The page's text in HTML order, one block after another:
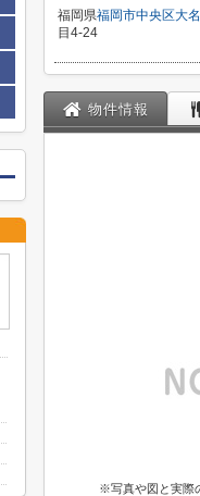
福岡県福岡市中央区大名
目4-24
物件情報
※写真や図と実際